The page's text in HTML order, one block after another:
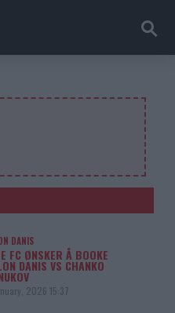
DANIS
FC ØNSKER Å BOOKE
DANIS VS CHANKO
2026 15:37